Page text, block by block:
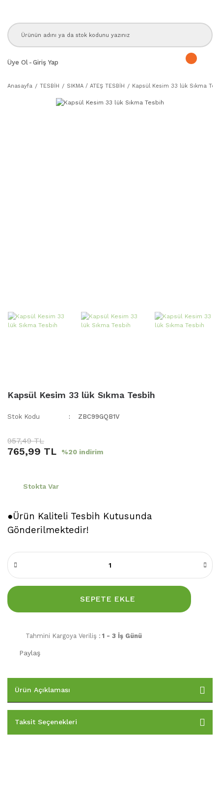
Üye Ol - Giriş Yap
Anasayfa TESBİH SIKMA / ATEŞ TESBİH Kapsül Kesim 33 lük Sıkma
Kapsül Kesim 33 lük Sıkma Tesbih
Stok Kodu ZBC99GQB1V
957,49 TL
765,99 TL %20 indirim
Stokta Var
●Ürün Kaliteli Tesbih Kutusunda
Gönderilmektedir!
SEPETE EKLE
Tahmini Kargoya Veriliş : 1 - 3 İş Günü
Paylaş
Ürün Açıklaması
Taksit Seçenekleri